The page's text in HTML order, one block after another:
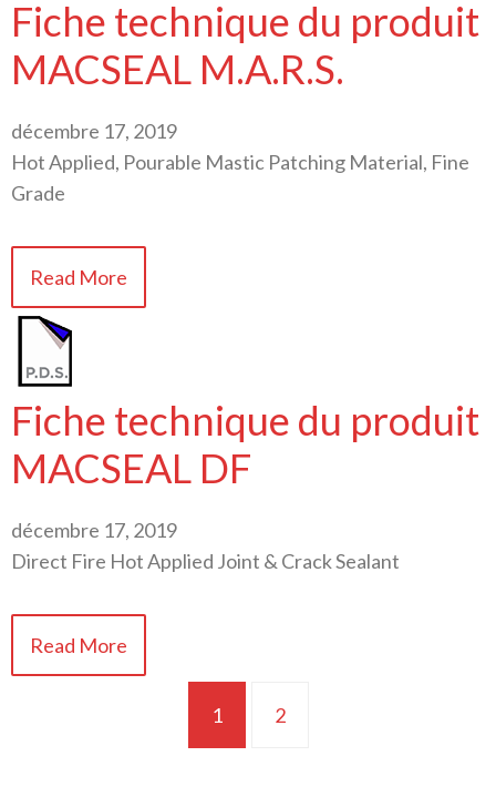
Fiche technique du produit
MACSEAL M.A.R.S.
décembre 17, 2019
Hot Applied, Pourable Mastic Patching Material, Fine
Grade
Read More
Fiche technique du produit
MACSEAL DF
décembre 17, 2019
Direct Fire Hot Applied Joint & Crack Sealant
Read More
1 2